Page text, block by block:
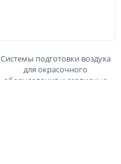
Системы подготовки воздуха
для окрасочного
оборудования и cервисные